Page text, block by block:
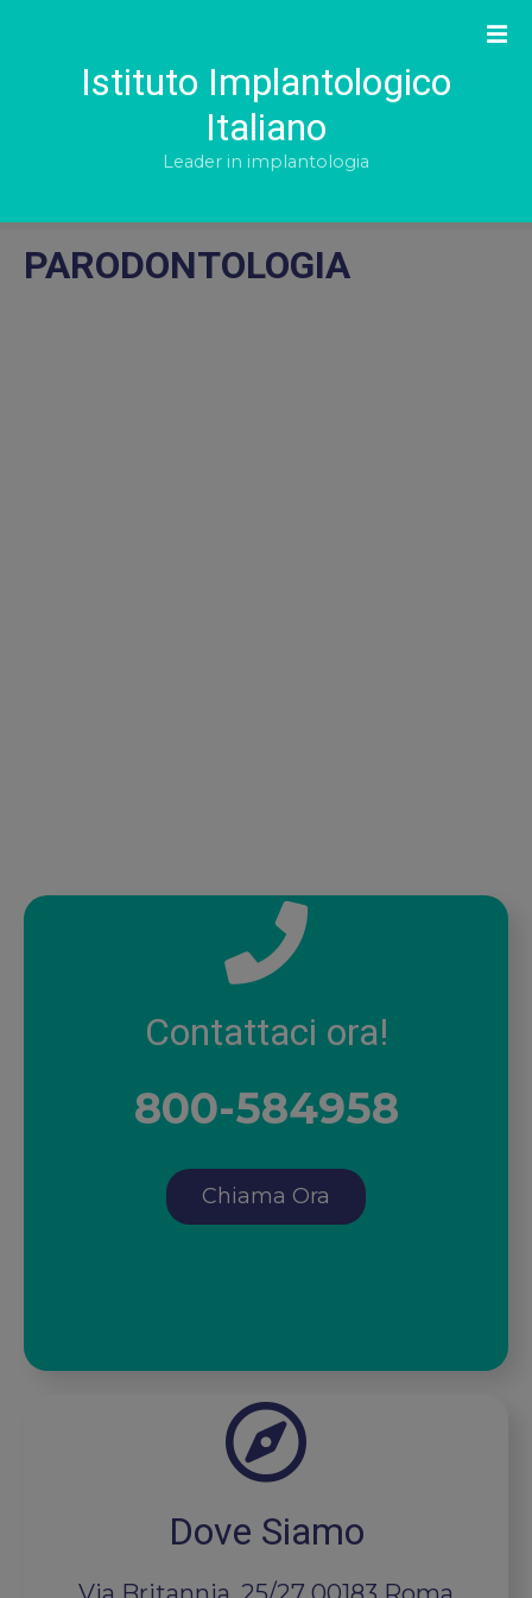
Istituto Implantologico
Italiano
Leader in implantologia
PARODONTOLOGIA
Contattaci ora!
800-584958
Chiama Ora
Dove Siamo